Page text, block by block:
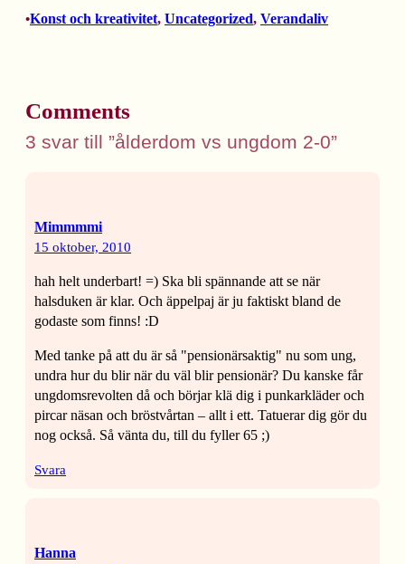
•Konst och kreativitet, Uncategorized, Verandaliv
Comments
3 svar till ”ålderdom vs ungdom 2-0”
Mimmmmi
15 oktober, 2010
hah helt underbart! =) Ska bli spännande att se när
halsduken är klar. Och äppelpaj är ju faktiskt bland de
godaste som finns! :D
Med tanke på att du är så "pensionärsaktig" nu som ung,
undra hur du blir när du väl blir pensionär? Du kanske får
ungdomsrevolten då och börjar klä dig i punkarkläder och
pircar näsan och bröstvårtan – allt i ett. Tatuerar dig gör du
nog också. Så vänta du, till du fyller 65 ;)
Svara
Hanna